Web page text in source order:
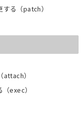
る（patch）
）
exec）